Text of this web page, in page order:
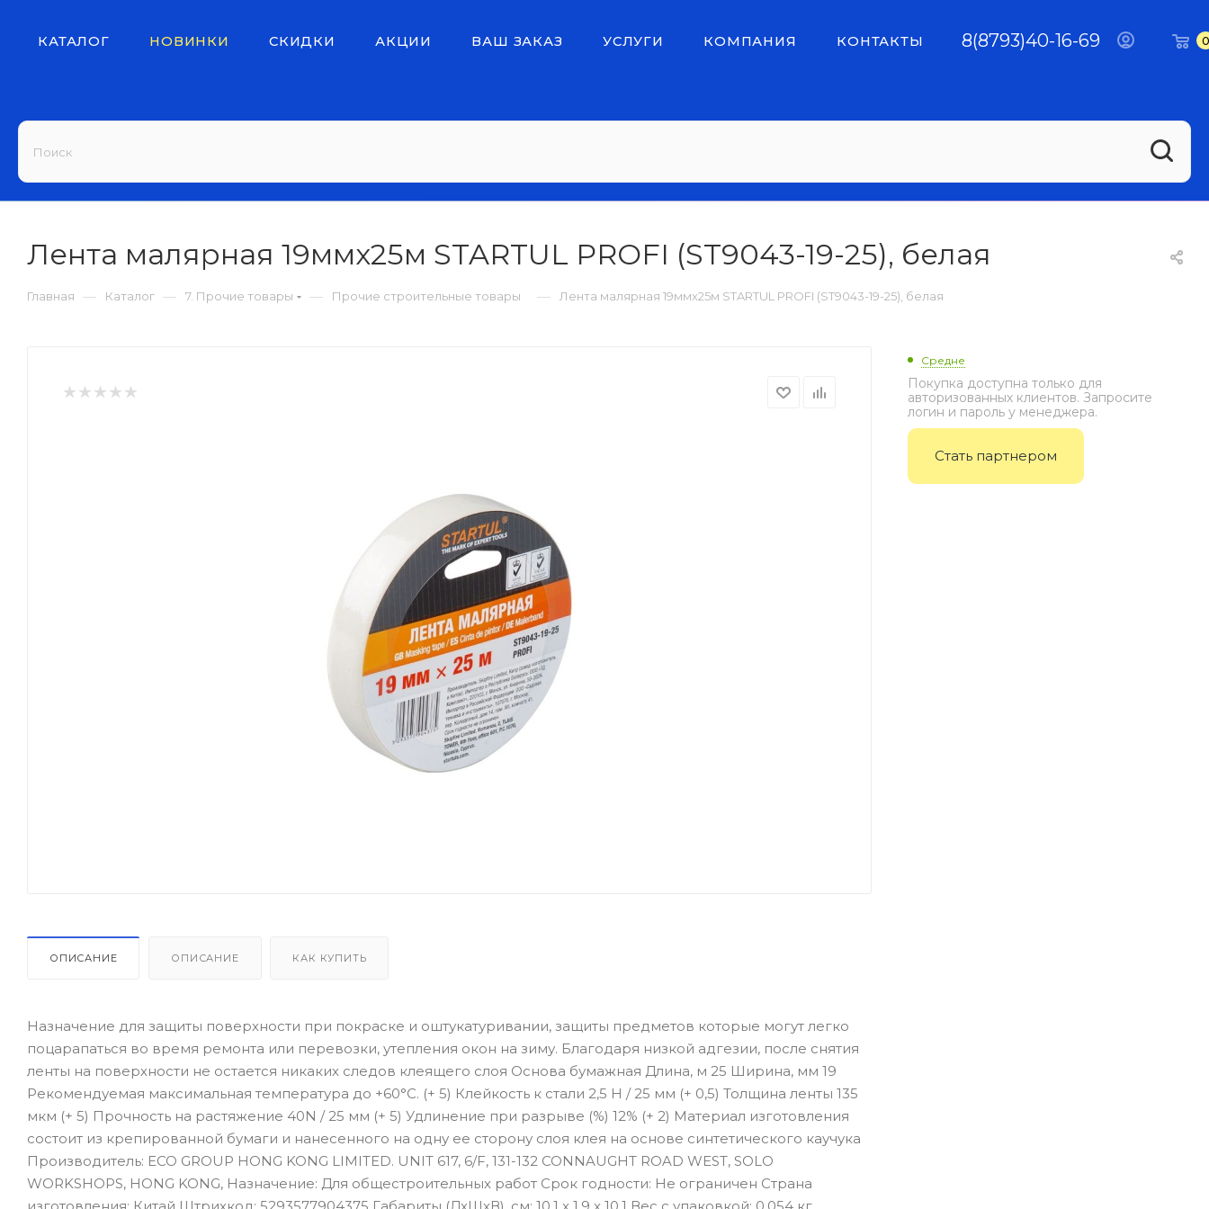
8(8793)40-16-69
КАТАЛОГ НОВИНКИ СКИДКИ АКЦИИ ВАШ ЗАКАЗ УСЛУГИ КОМПАНИЯ КОНТАКТЫ 0
Лента малярная 19ммх25м STARTUL PROFI (ST9043-19-25), белая
Главная — Каталог — 7. Прочие товары — Прочие строительные товары — Лента малярная 19ммх25м STARTUL PROFI (ST9043-19-25), белая
ОПИСАНИЕ ОПИСАНИЕ КАК КУПИТЬ
Назначение для защиты поверхности при покраске и оштукатуривании, защиты предметов которые могут легко
поцарапаться во время ремонта или перевозки, утепления окон на зиму. Благодаря низкой адгезии, после снятия
ленты на поверхности не остается никаких следов клеящего слоя Основа бумажная Длина, м 25 Ширина, мм 19
Рекомендуемая максимальная температура до +60°С. (+ 5) Клейкость к стали 2,5 Н / 25 мм (+ 0,5) Толщина ленты 135
мкм (+ 5) Прочность на растяжение 40N / 25 мм (+ 5) Удлинение при разрыве (%) 12% (+ 2) Материал изготовления
состоит из крепированной бумаги и нанесенного на одну ее сторону слоя клея на основе синтетического каучука
Производитель: ECO GROUP HONG KONG LIMITED. UNIT 617, 6/F, 131-132 CONNAUGHT ROAD WEST, SOLO
WORKSHOPS, HONG KONG, Назначение: Для общестроительных работ Срок годности: Не ограничен Страна
Средне
Покупка доступна только для
авторизованных клиентов. Запросите
логин и пароль у менеджера.
Стать партнером